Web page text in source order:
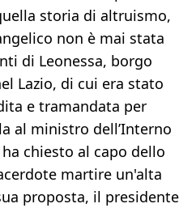
storia di altruismo,
non è mai stata
di Leonessa, borgo
Lazio, di cui era stato
e tramandata per
al ministro dell’Interno
chiesto al capo dello
martire un'alta
proposta, il presidente